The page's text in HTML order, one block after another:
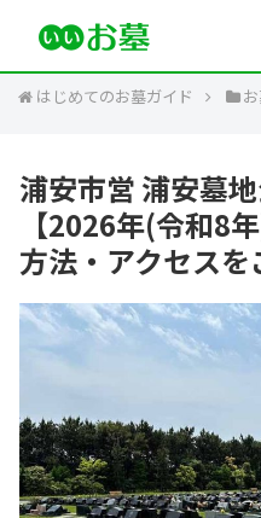
はじめてのお墓ガイド
浦安市営 浦安墓
【2026年(令和8
方法・アクセスを